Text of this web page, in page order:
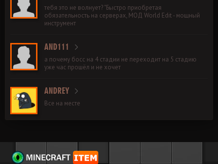
тебя это не волнует? "Быстро приобретая
обязательность на серверах, МОД World Edit - мощный
инструмент
AND111
а почему босс на 4 стадии не переходит на 5 стадию
уже час прошёл и не хочет
ANDREY
Все на месте